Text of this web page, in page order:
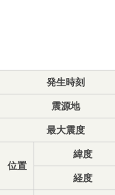
発生時刻
震源地
最大震度
位置
緯度
経度